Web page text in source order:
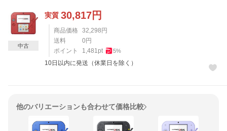
実質 30,817円
商品価格 32,298 円
送料
0 円
ポイント
1,481pt 5%
10日以内に発送（休業日を除く）
中古
他のバリエーションも合わせて価格比較